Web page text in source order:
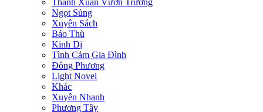
Thanh Xuân Vườn Trường
Ngọt Sủng
Xuyên Sách
Báo Thù
Kinh Dị
Tình Cảm Gia Đình
Đông Phương
Light Novel
Khác
Xuyên Nhanh
Phương Tây